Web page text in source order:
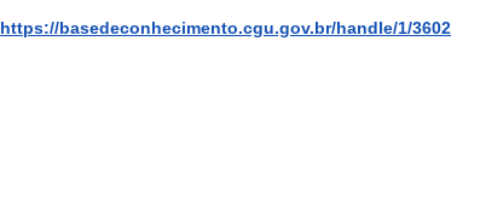
https://basedeconhecimento.cgu.gov.br/handle/1/3602